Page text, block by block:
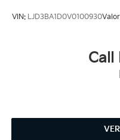
VIN: LJD3BA1D0V0100930
Call